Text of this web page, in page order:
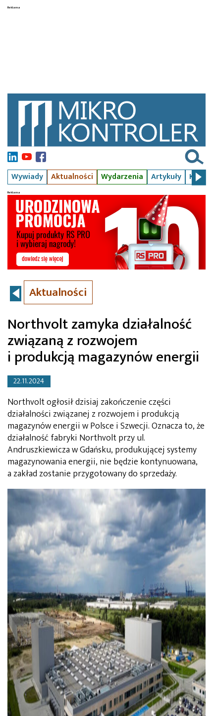
Wywiady Aktualności Wydarzenia Artykuły Kursy
Aktualności
Northvolt zamyka działalność
związaną z rozwojem
i produkcją magazynów energii
22.11.2024
Northvolt ogłosił dzisiaj zakończenie części
działalności związanej z rozwojem i produkcją
magazynów energii w Polsce i Szwecji. Oznacza to, że
działalność fabryki Northvolt przy ul.
Andruszkiewicza w Gdańsku, produkującej systemy
magazynowania energii, nie będzie kontynuowana,
a zakład zostanie przygotowany do sprzedaży.